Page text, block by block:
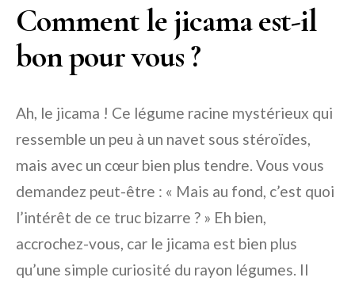
Comment le jicama est-il
bon pour vous ?
Ah, le jicama ! Ce légume racine mystérieux qui
ressemble un peu à un navet sous stéroïdes,
mais avec un cœur bien plus tendre. Vous vous
demandez peut-être : « Mais au fond, c’est quoi
l’intérêt de ce truc bizarre ? » Eh bien,
accrochez-vous, car le jicama est bien plus
qu’une simple curiosité du rayon légumes. Il